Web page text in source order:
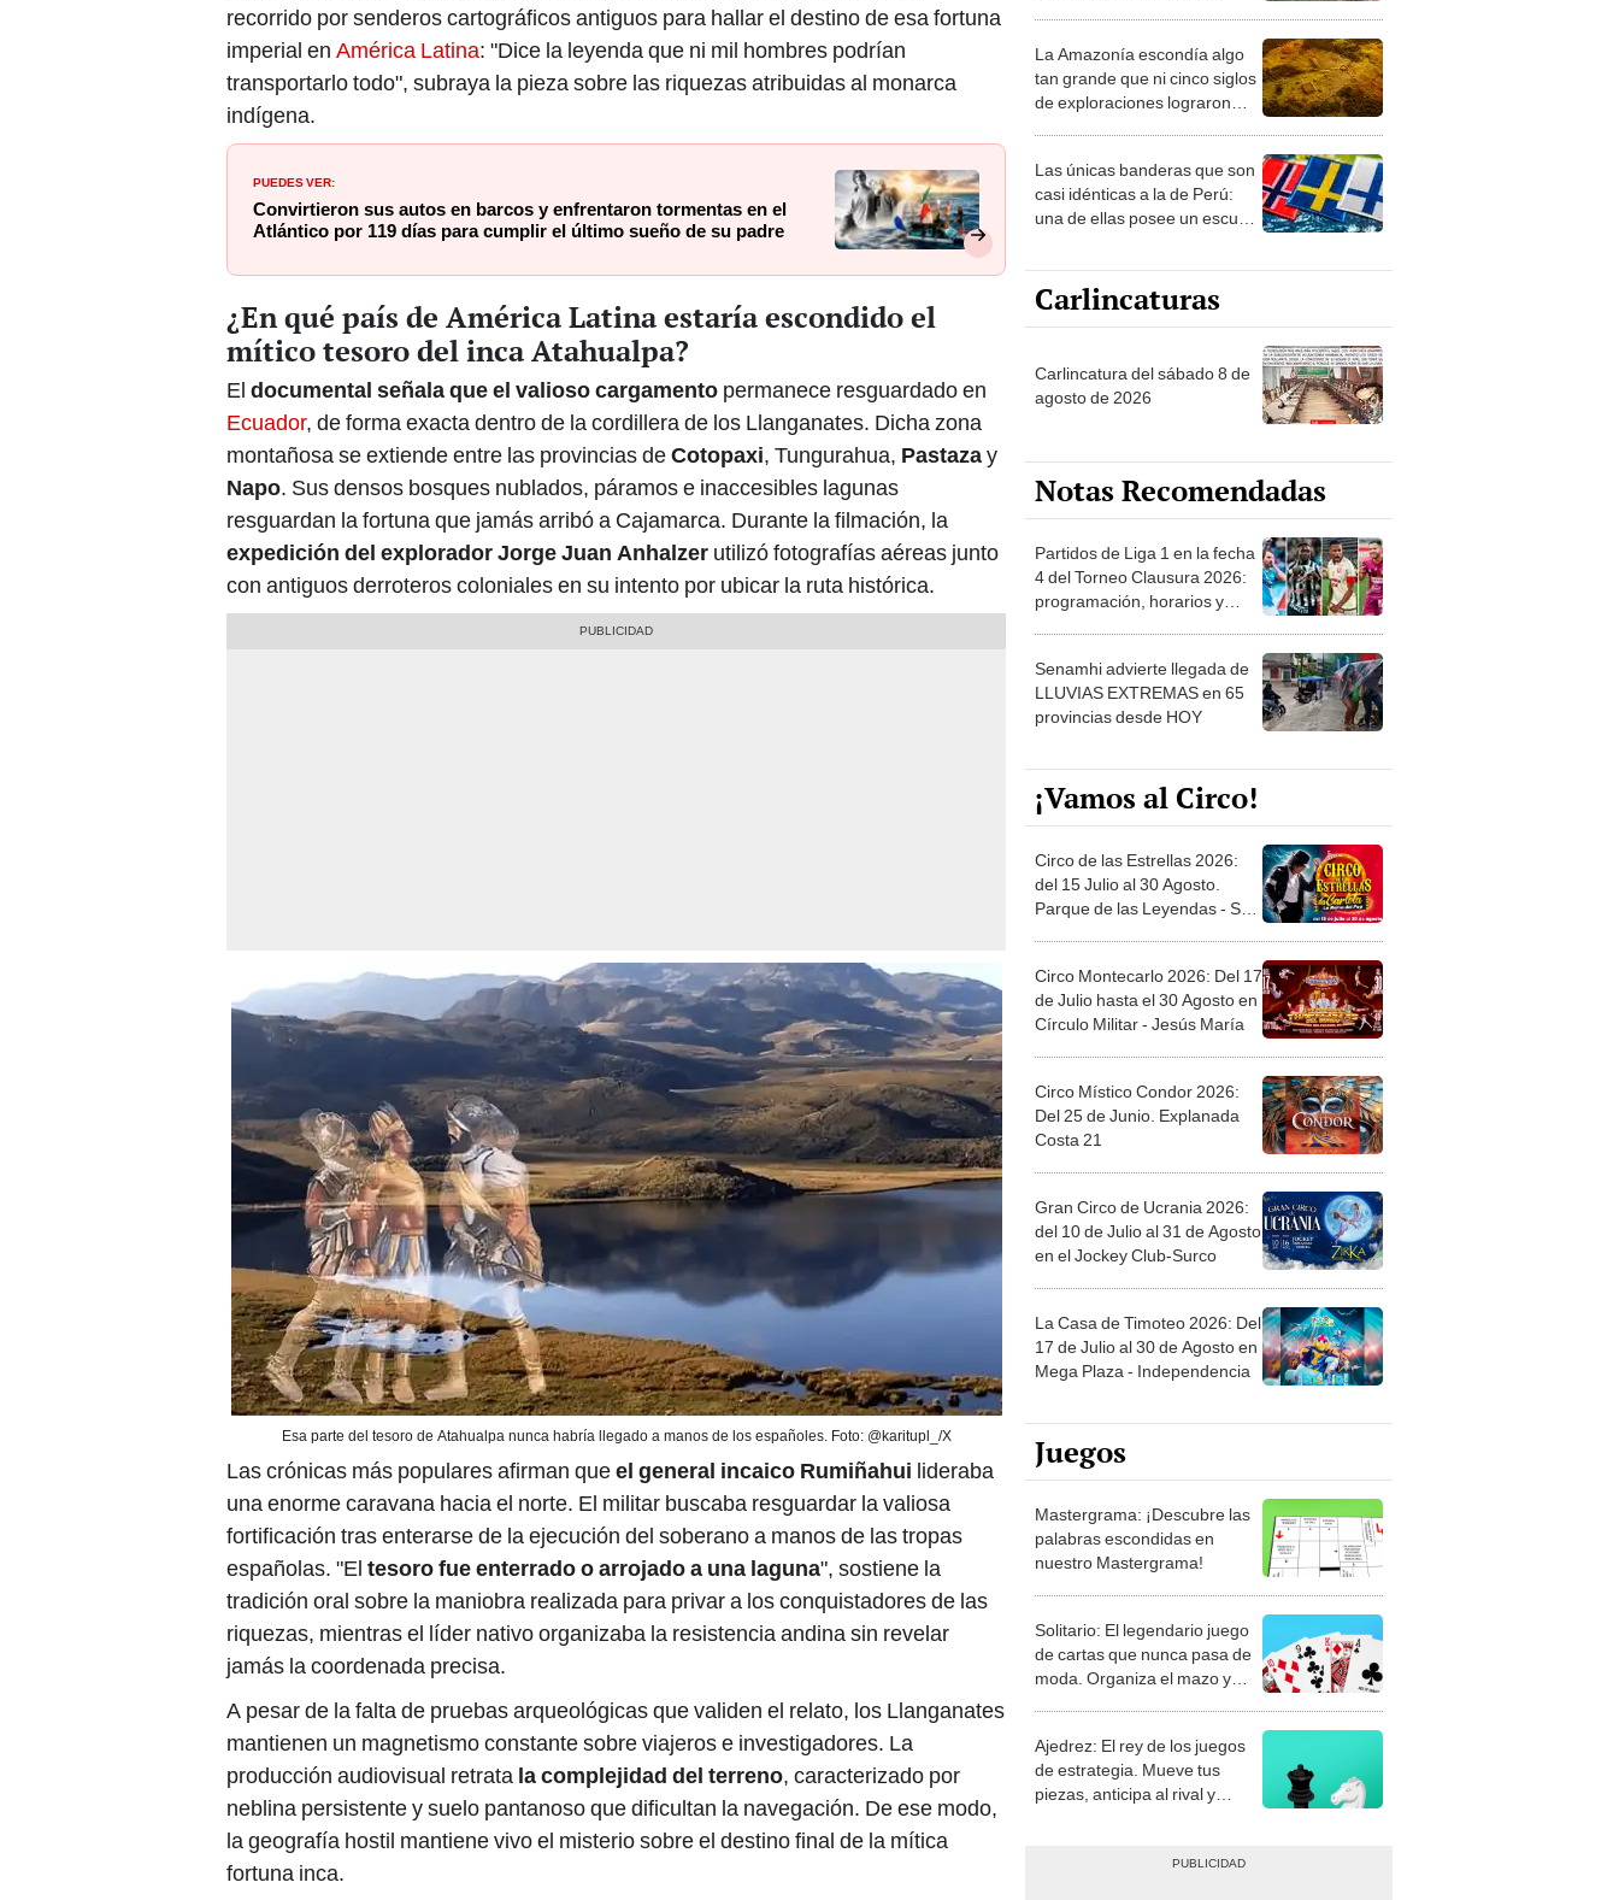
recorrido por senderos cartográficos antiguos para hallar el destino de esa fortuna
imperial en América Latina: "Dice la leyenda que ni mil hombres podrían
transportarlo todo", subraya la pieza sobre las riquezas atribuidas al monarca
indígena.
PUEDES VER:
Convirtieron sus autos en barcos y enfrentaron tormentas en el
Atlántico por 119 días para cumplir el último sueño de su padre
¿En qué país de América Latina estaría escondido el
mítico tesoro del inca Atahualpa?
El documental señala que el valioso cargamento permanece resguardado en
Ecuador, de forma exacta dentro de la cordillera de los Llanganates. Dicha zona
montañosa se extiende entre las provincias deCotopaxi, Tungurahua, Pastazay
Napo. Sus densos bosques nublados, páramos e inaccesibles lagunas
resguardan la fortuna que jamás arribó a Cajamarca. Durante la filmación, la
expedición del explorador Jorge Juan Anhalzer utilizó fotografías aéreas junto
con antiguos derroteros coloniales en su intento por ubicar la ruta histórica.
Esa parte del tesoro de Atahualpa nunca habría llegado a manos de los españoles. Foto: @karitupl_/X
Las crónicas más populares afirman queel general incaico Rumiñahui lideraba
una enorme caravana hacia el norte. El militar buscaba resguardar la valiosa
fortificación tras enterarse de la ejecución del soberano a manos de las tropas
españolas. "El tesoro fue enterrado o arrojado a una laguna", sostiene la
tradición oral sobre la maniobra realizada para privar a los conquistadores de las
riquezas, mientras el líder nativo organizaba la resistencia andina sin revelar
jamás la coordenada precisa.
A pesar de la falta de pruebas arqueológicas que validen el relato, los Llanganates
mantienen un magnetismo constante sobre viajeros e investigadores. La
producción audiovisual retrata la complejidad del terreno, caracterizado por
neblina persistente y suelo pantanoso que dificultan la navegación. De ese modo,
la geografía hostil mantiene vivo el misterio sobre el destino final de la mítica
fortuna inca.
desierto en un paisaje con
más vida
La Amazonía escondía algo
tan grande que ni cinco siglos
de exploraciones lograron
sabía sobre su pasado
Las únicas banderas que son
casi idénticas a la de Perú:
una de ellas posee un escudo
Carlincaturas
Carlincatura del sábado 8 de
agosto de 2026
Notas Recomendadas
Partidos de Liga 1 en la fecha
4 del Torneo Clausura 2026:
programación, horarios y
Senamhi advierte llegada de
LLUVIAS EXTREMAS en 65
provincias desde HOY
¡Vamos al Circo!
Circo de las Estrellas 2026:
del 15 Julio al 30 Agosto.
Parque de las Leyendas - San
Circo Montecarlo 2026: Del 17
de Julio hasta el 30 Agosto en
Círculo Militar - Jesús María
Circo Místico Condor 2026:
Del 25 de Junio. Explanada
Costa 21
Gran Circo de Ucrania 2026:
del 10 de Julio al 31 de Agosto
en el Jockey Club-Surco
La Casa de Timoteo 2026: Del
17 de Julio al 30 de Agosto en
Mega Plaza - Independencia
Juegos
Mastergrama: ¡Descubre las
palabras escondidas en
nuestro Mastergrama!
Solitario: El legendario juego
de cartas que nunca pasa de
moda. Organiza el mazo y
Ajedrez: El rey de los juegos
de estrategia. Mueve tus
piezas, anticipa al rival y